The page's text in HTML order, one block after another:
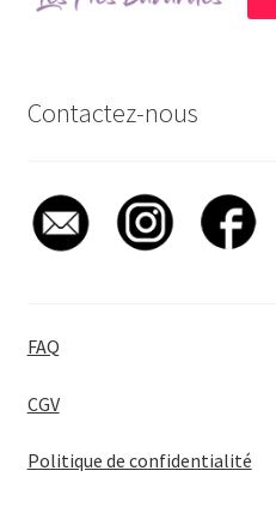
Contactez-nous
FAQ
CGV
Politique de confidentialité